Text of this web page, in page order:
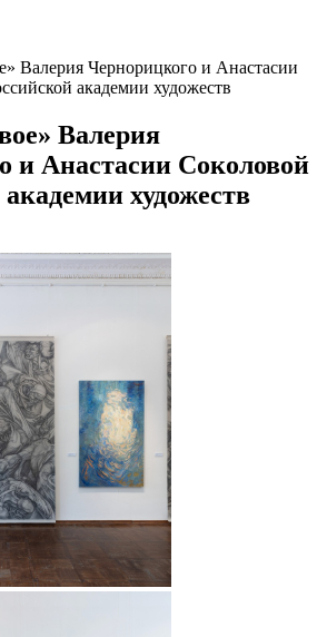
Валерия Чернорицкого и Анастасии
академии художеств
Валерия
и Анастасии Соколовой
художеств